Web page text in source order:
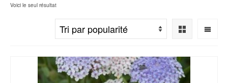
Voici le seul résultat